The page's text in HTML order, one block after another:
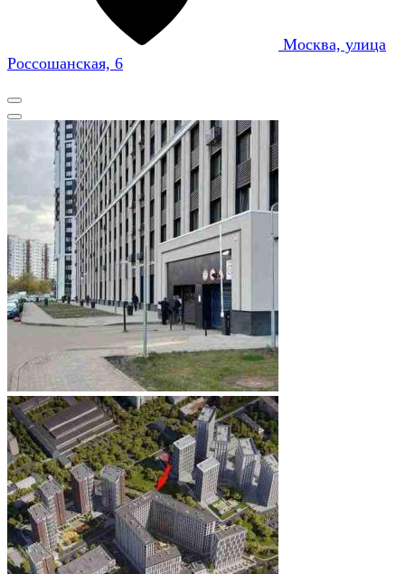
Москва, улица
Россошанская, 6